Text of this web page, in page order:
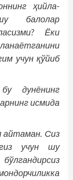
ҳийла-
балолар
Ёки
учун қўйиб
дунёнинг
исмида
айтаман. Сиз
учун шу